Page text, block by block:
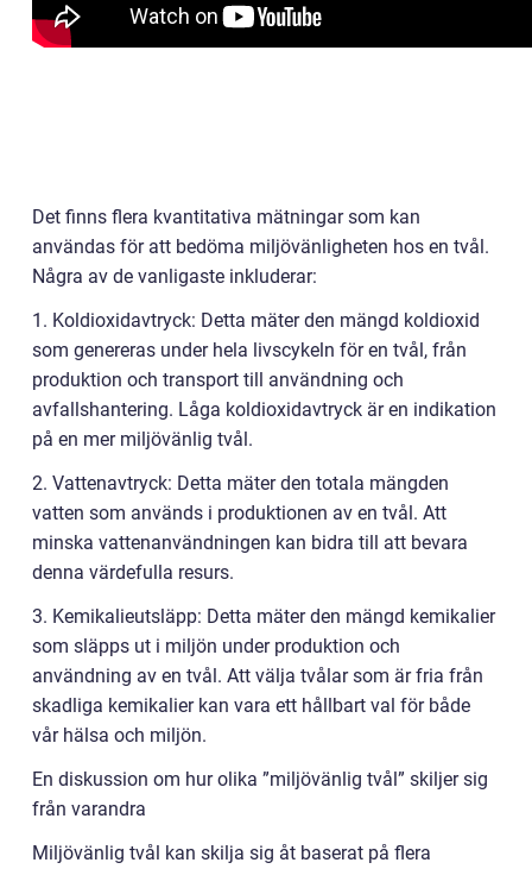
Det finns flera kvantitativa mätningar som kan
användas för att bedöma miljövänligheten hos en tvål.
Några av de vanligaste inkluderar:
1. Koldioxidavtryck: Detta mäter den mängd koldioxid
som genereras under hela livscykeln för en tvål, från
produktion och transport till användning och
avfallshantering. Låga koldioxidavtryck är en indikation
på en mer miljövänlig tvål.
2. Vattenavtryck: Detta mäter den totala mängden
vatten som används i produktionen av en tvål. Att
minska vattenanvändningen kan bidra till att bevara
denna värdefulla resurs.
3. Kemikalieutsläpp: Detta mäter den mängd kemikalier
som släpps ut i miljön under produktion och
användning av en tvål. Att välja tvålar som är fria från
skadliga kemikalier kan vara ett hållbart val för både
vår hälsa och miljön.
En diskussion om hur olika ”miljövänlig tvål” skiljer sig
från varandra
Miljövänlig tvål kan skilja sig åt baserat på flera